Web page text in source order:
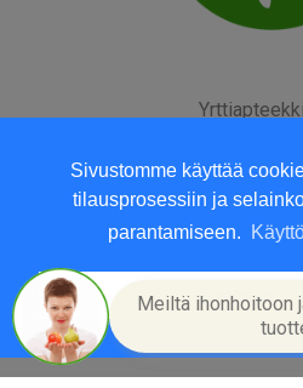
Sivustomme käyttää
tilausprosessiin ja
parantamiseen.
Hyväksyn
y-tunnus:
Yritysinfo|Toimitusehdot|
GDPR
Meiltä ihonhoitoon